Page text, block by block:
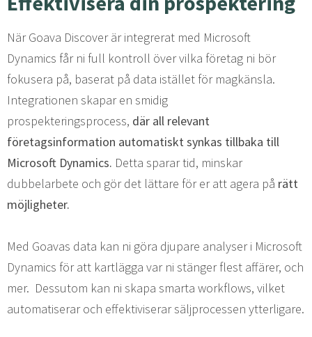
När Goava Discover är integrerat med Microsoft
Dynamics får ni full kontroll över vilka företag ni bör
fokusera på, baserat på data istället för magkänsla.
Integrationen skapar en smidig
prospekteringsprocess, där all relevant
företagsinformation automatiskt synkas tillbaka till
Microsoft Dynamics. Detta sparar tid, minskar
dubbelarbete och gör det lättare för er att agera på rätt
möjligheter.
Med Goavas data kan ni göra djupare analyser i Microsoft
Dynamics för att kartlägga var ni stänger flest affärer, och
mer. Dessutom kan ni skapa smarta workflows, vilket
automatiserar och effektiviserar säljprocessen ytterligare.